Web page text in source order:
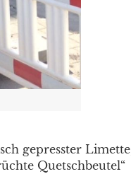
gepresster
Quetschbeutel“